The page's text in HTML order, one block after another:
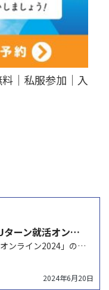
私服参加｜入
８月２日「いばらきUターン就活オンライン2024」に参加します
「いばらきUターン就活オンライン2024」の令和6年8月2日（金）に参加します。お気軽にご参加くださ…
2024年6月20日